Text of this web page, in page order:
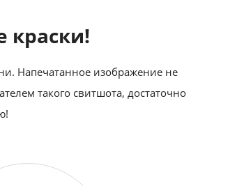
краски!
Напечатанное изображение не
такого свитшота, достаточно